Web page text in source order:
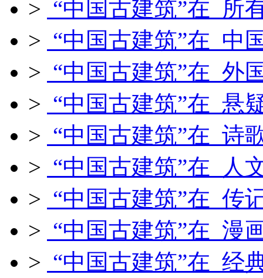
> “中国古建筑”在 所
> “中国古建筑”在 中
> “中国古建筑”在 外
> “中国古建筑”在 悬
> “中国古建筑”在 诗
> “中国古建筑”在 人
> “中国古建筑”在 传
> “中国古建筑”在 漫
> “中国古建筑”在 经